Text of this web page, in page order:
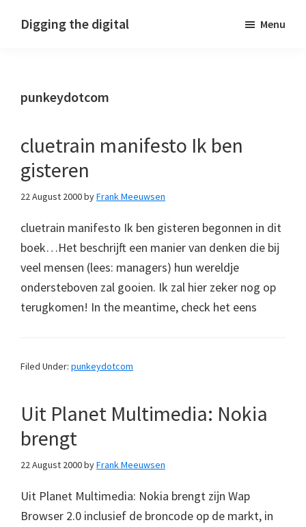
Digging the digital Menu
punkeydotcom
cluetrain manifesto Ik ben
gisteren
22 August 2000byFrank Meeuwsen
cluetrain manifesto Ik ben gisteren begonnen in dit
boek…Het beschrijft een manier van denken die bij
veel mensen (lees: managers) hun wereldje
ondersteboven zal gooien. Ik zal hier zeker nog op
terugkomen! In the meantime, check het eens
Filed Under: punkeydotcom
Uit Planet Multimedia: Nokia
brengt
22 August 2000byFrank Meeuwsen
Uit Planet Multimedia: Nokia brengt zijn Wap
Browser 2.0 inclusief de broncode op de markt, in